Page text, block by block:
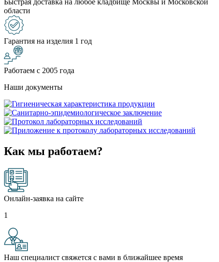
области
Гарантия на изделия 1 год
Работаем с 2005 года
Наши документы
Как мы работаем?
Онлайн-заявка на сайте
1
Наш специалист свяжется с вами в ближайшее время